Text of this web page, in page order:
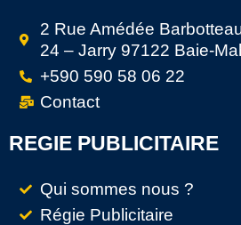
2 Rue Amédée
24 – Jarry 97122 Baie-
+590 590 58 06 22
Contact
REGIE PUBLICITAIRE
Qui sommes nous ?
Régie Publicitaire